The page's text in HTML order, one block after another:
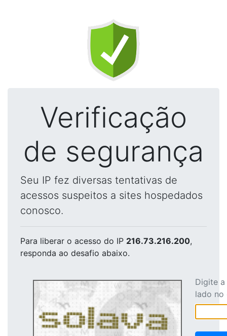
Verificação
de segurança
Seu IP fez diversas tentativas de
acessos suspeitos a sites hospedados
conosco.
Para liberar o acesso do IP 216.73.216.200,
responda ao desafio abaixo.
Digite
lado no